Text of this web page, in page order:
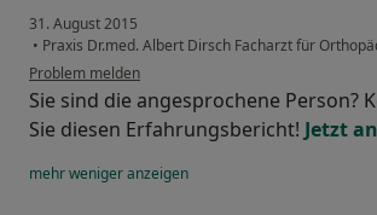
31. August 2015
• Praxis Dr.med. Albert Dirsch Facharzt für
Problem melden
Sie sind die angesprochene Person?
Sie diesen Erfahrungsbericht! Jetzt
mehrwenigeranzeigen